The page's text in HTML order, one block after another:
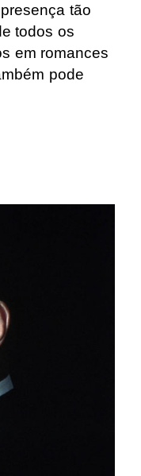
tão
todos os
em romances
pode